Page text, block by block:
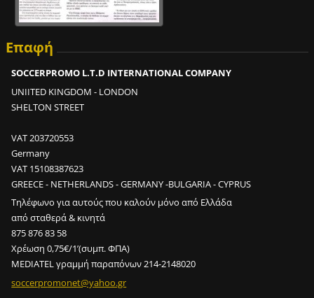
Επαφή
SOCCERPROMO L.T.D INTERNATIONAL COMPANY
UNIITED KINGDOM - LONDON
SHELTON STREET
VAT 203720553
Germany
VAT 15108387623
GREECE - NETHERLANDS - GERMANY -BULGARIA - CYPRUS
Τηλέφωνο για αυτούς που καλούν μόνο από Ελλάδα
από σταθερά & κινητά
875 876 83 58
Χρέωση 0,75€/1’(συμπ. ΦΠΑ)
MEDIATEL γραμμή παραπόνων 214-2148020
soccerpromonet@yahoo.gr